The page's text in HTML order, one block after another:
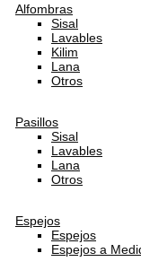
Alfombras
Sisal
Lavables
Kilim
Lana
Otros
Pasillos
Sisal
Lavables
Lana
Otros
Espejos
Espejos
Espejos a